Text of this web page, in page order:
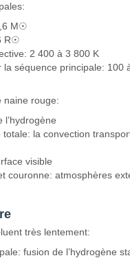
M☉
R☉
2 400 à 3 800 K
la séquence principale: 100
naine rouge:
l’hydrogène
la convection
visible
couronne: atmosphères
très lentement:
fusion de l’hydrogène